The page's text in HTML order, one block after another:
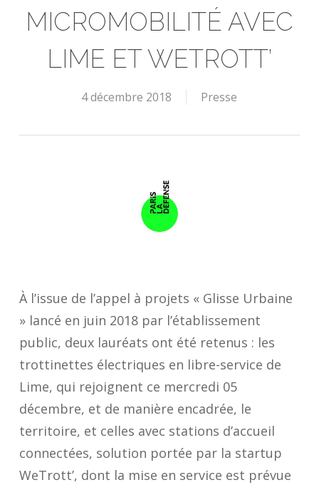
MICROMOBILITÉ AVEC
LIME ET WETROTT’
4 décembre 2018 Presse
À l’issue de l’appel à projets « Glisse Urbaine
» lancé en juin 2018 par l’établissement
public, deux lauréats ont été retenus : les
trottinettes électriques en libre-service de
Lime, qui rejoignent ce mercredi 05
décembre, et de manière encadrée, le
territoire, et celles avec stations d’accueil
connectées, solution portée par la startup
WeTrott’, dont la mise en service est prévue